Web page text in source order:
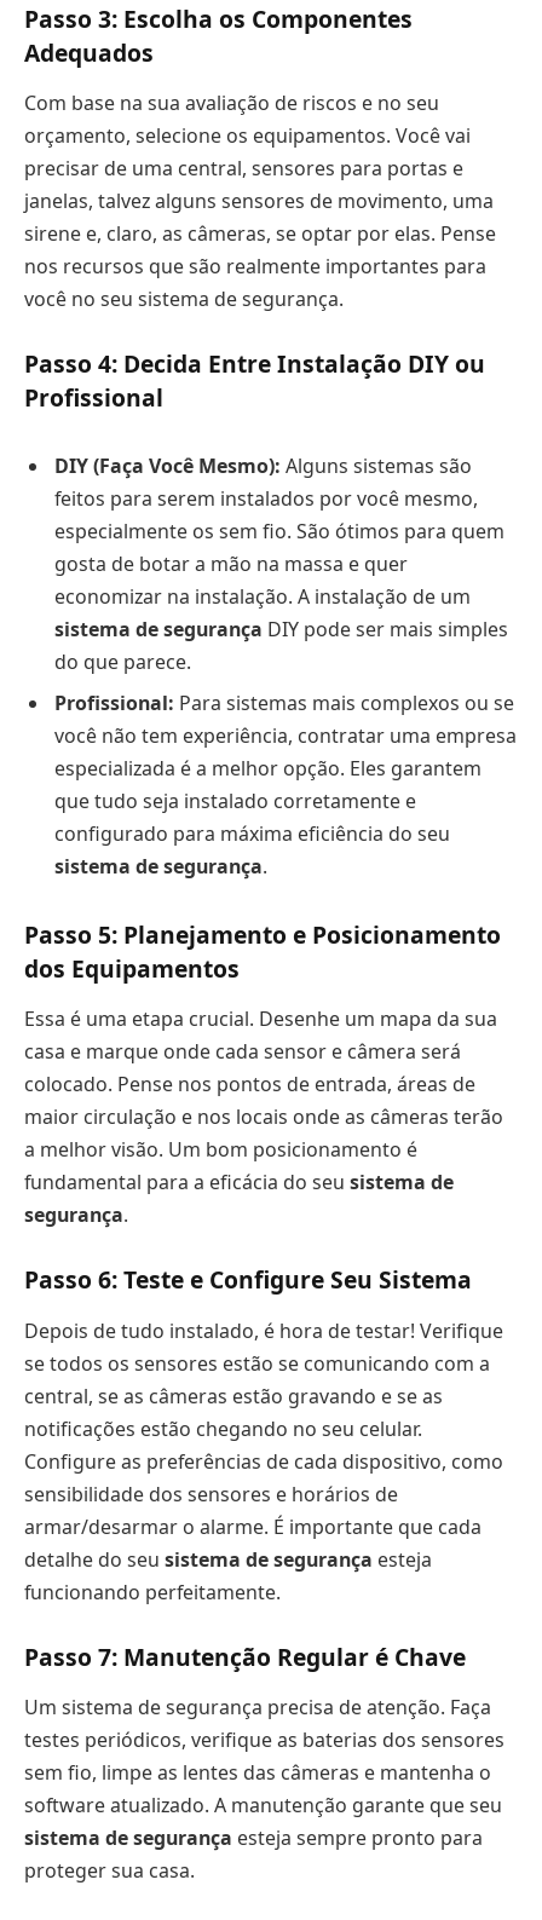
Passo 3: Escolha os Componentes
Adequados
Com base na sua avaliação de riscos e no seu
orçamento, selecione os equipamentos. Você vai
precisar de uma central, sensores para portas e
janelas, talvez alguns sensores de movimento, uma
sirene e, claro, as câmeras, se optar por elas. Pense
nos recursos que são realmente importantes para
você no seu sistema de segurança.
Passo 4: Decida Entre Instalação DIY ou
Profissional
DIY (Faça Você Mesmo): Alguns sistemas são
feitos para serem instalados por você mesmo,
especialmente os sem fio. São ótimos para quem
gosta de botar a mão na massa e quer
economizar na instalação. A instalação de um
sistema de segurança DIY pode ser mais simples
do que parece.
Profissional: Para sistemas mais complexos ou se
você não tem experiência, contratar uma empresa
especializada é a melhor opção. Eles garantem
que tudo seja instalado corretamente e
configurado para máxima eficiência do seu
sistema de segurança.
Passo 5: Planejamento e Posicionamento
dos Equipamentos
Essa é uma etapa crucial. Desenhe um mapa da sua
casa e marque onde cada sensor e câmera será
colocado. Pense nos pontos de entrada, áreas de
maior circulação e nos locais onde as câmeras terão
a melhor visão. Um bom posicionamento é
fundamental para a eficácia do seu sistema de
segurança.
Passo 6: Teste e Configure Seu Sistema
Depois de tudo instalado, é hora de testar! Verifique
se todos os sensores estão se comunicando com a
central, se as câmeras estão gravando e se as
notificações estão chegando no seu celular.
Configure as preferências de cada dispositivo, como
sensibilidade dos sensores e horários de
armar/desarmar o alarme. É importante que cada
detalhe do seu sistema de segurança esteja
funcionando perfeitamente.
Passo 7: Manutenção Regular é Chave
Um sistema de segurança precisa de atenção. Faça
testes periódicos, verifique as baterias dos sensores
sem fio, limpe as lentes das câmeras e mantenha o
software atualizado. A manutenção garante que seu
sistema de segurança esteja sempre pronto para
proteger sua casa.